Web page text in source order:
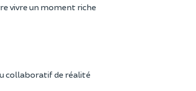
vivre un moment riche
collaboratif de réalité